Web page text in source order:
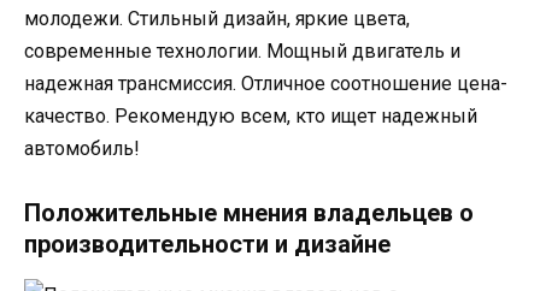
молодежи. Стильный дизайн, яркие цвета,
современные технологии. Мощный двигатель и
надежная трансмиссия. Отличное соотношение цена-
качество. Рекомендую всем, кто ищет надежный
автомобиль!
Положительные мнения владельцев о
производительности и дизайне